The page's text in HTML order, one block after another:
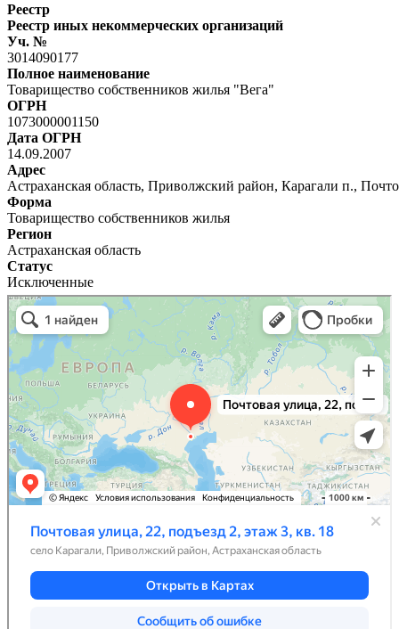
Реестр
Реестр иных некоммерческих организаций
Уч. №
3014090177
Полное наименование
Товарищество собственников жилья "Вега"
ОГРН
1073000001150
Дата ОГРН
14.09.2007
Адрес
Астраханская область, Приволжский район, Карагали п.,
Форма
Товарищество собственников жилья
Регион
Астраханская область
Статус
Исключенные